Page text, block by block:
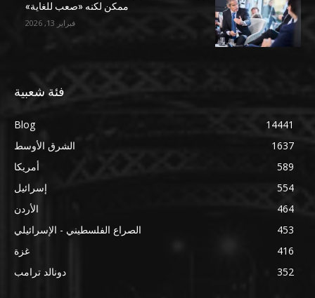
ممكن لكنه «صعب للغاية»
فبراير 13, 2026
فئة شعبية
Blog
14441
الشرق الأوسط
1637
أمريكا
589
إسرائيل
554
الأردن
464
الصراع الفلسطيني - الإسرائيلي
453
غزة
416
دونالد ترامب
352